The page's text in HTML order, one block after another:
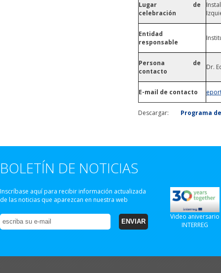
Lugar de
celebración
Entidad
responsable
Persona de
contacto
Dr.
E-mail de contacto
Descargar: Programa
BOLETÍN DE NOTICIAS
Inscríbase aquí para recibir información actualizada
de las noticias que aparezcan en nuestra web
Video aniversario
INTERREG